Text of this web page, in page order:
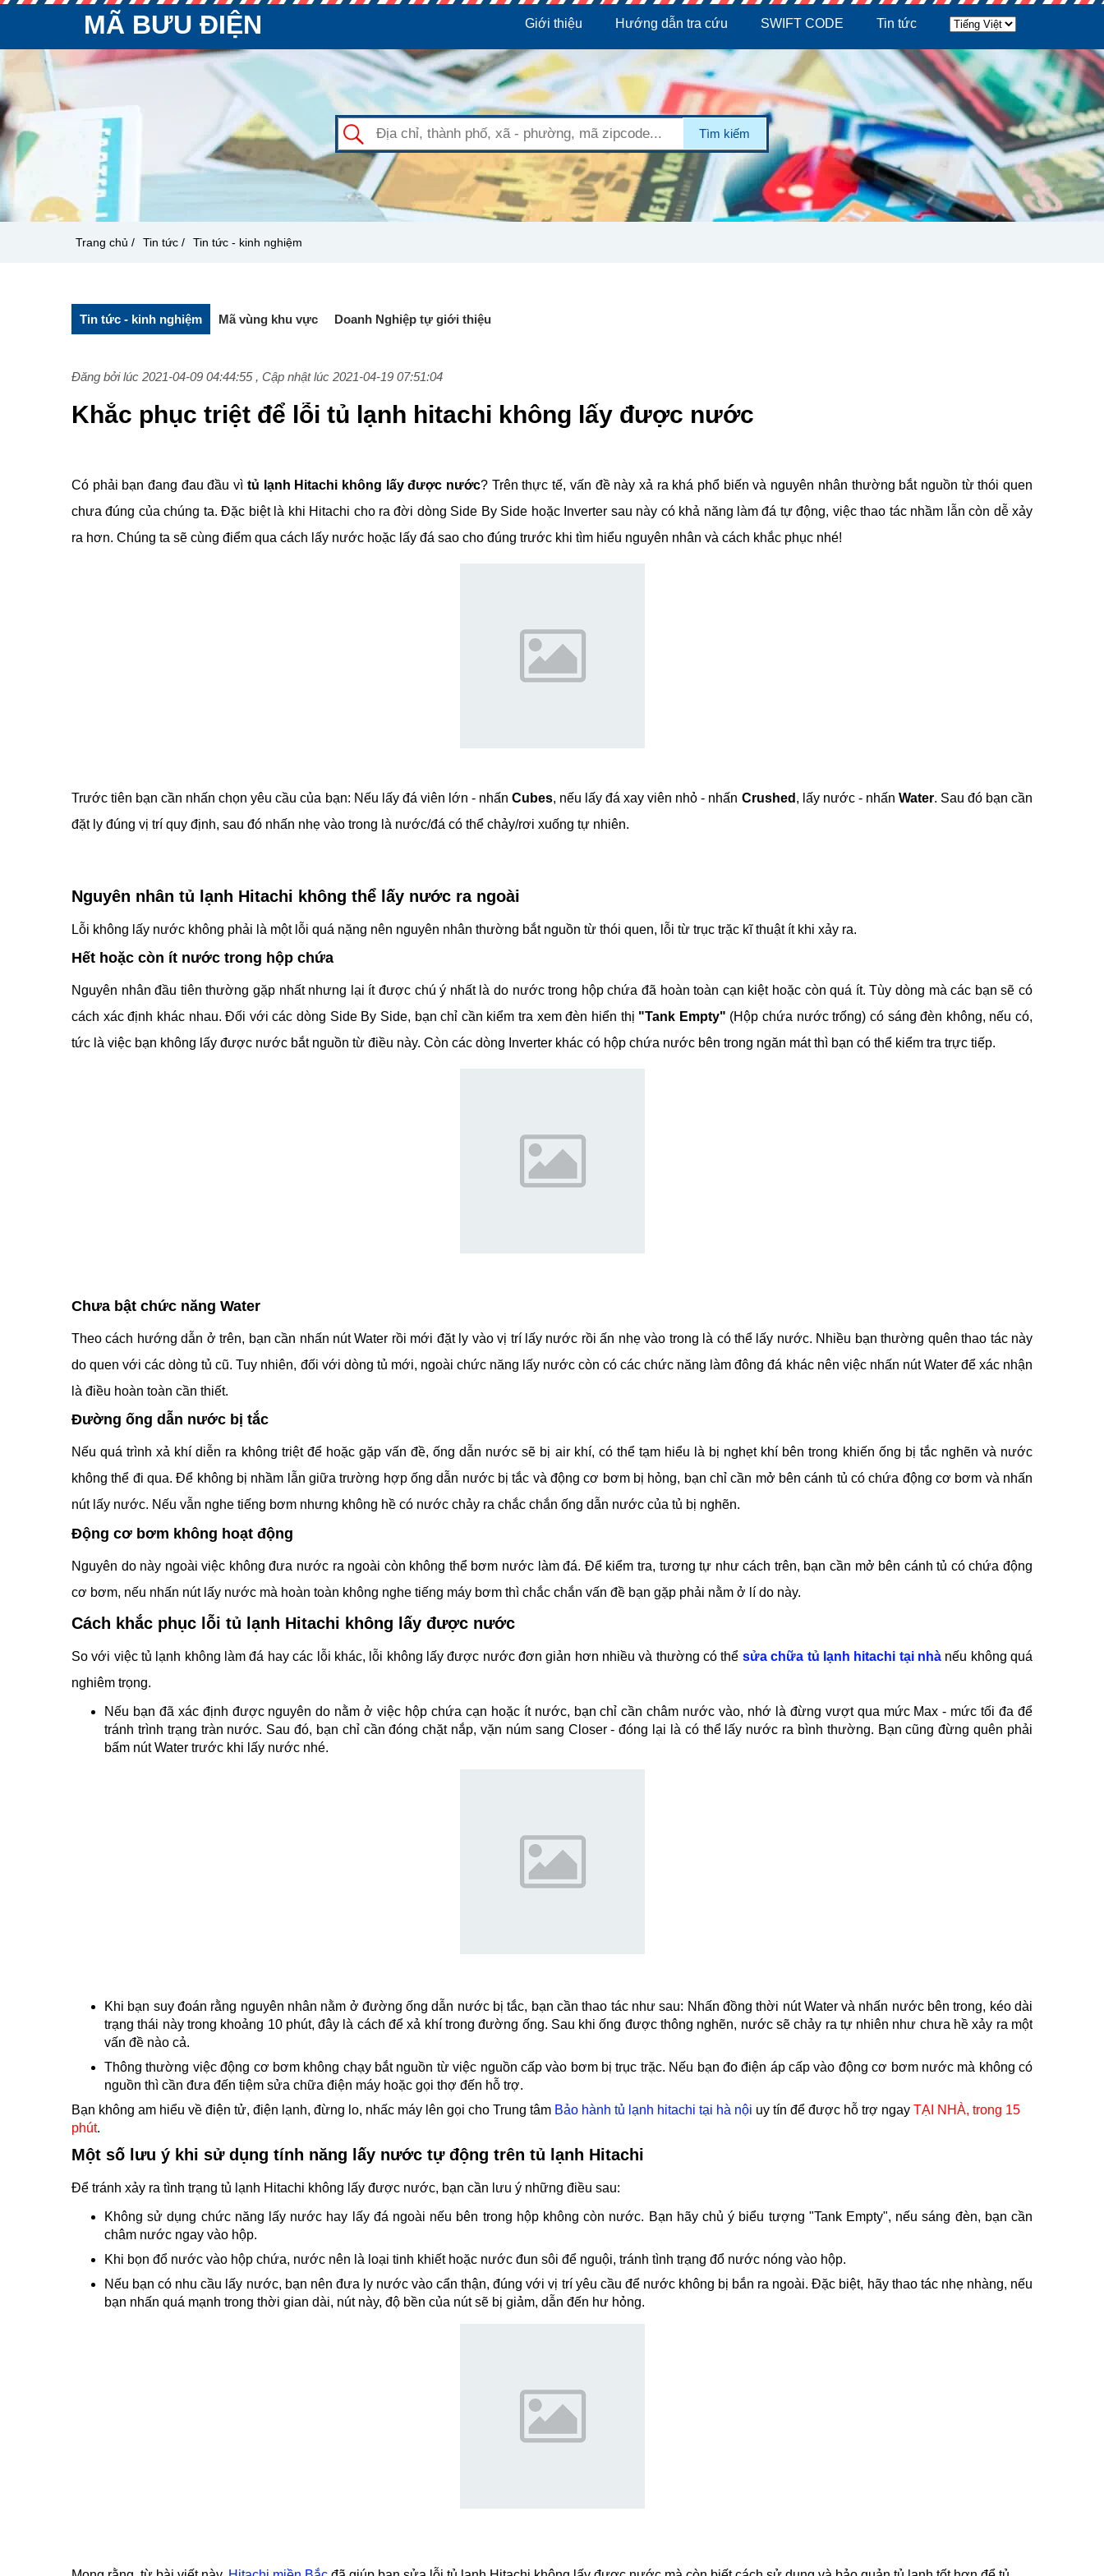
MÃ BƯU ĐIỆN Giới thiệu Hướng dẫn tra cứu SWIFT CODE Tin tức
Tìm kiếm
Trang chủ / Tin tức / Tin tức - kinh nghiệm
Tin tức - kinh nghiệm Mã vùng khu vực Doanh Nghiệp tự giới thiệu
Đăng bởilúc 2021-04-09 04:44:55 , Cập nhật lúc 2021-04-19 07:51:04
Khắc phục triệt để lỗi tủ lạnh hitachi không lấy được nước
Có phải bạn đang đau đầu vì tủ lạnh Hitachi không lấy được nước? Trên thực tế, vấn đề này xả ra khá phổ biến và nguyên nhân thường bắt nguồn từ thói quen
chưa đúng của chúng ta. Đặc biệt là khi Hitachi cho ra đời dòng Side By Side hoặc Inverter sau này có khả năng làm đá tự động, việc thao tác nhầm lẫn còn dễ xảy
ra hơn. Chúng ta sẽ cùng điểm qua cách lấy nước hoặc lấy đá sao cho đúng trước khi tìm hiểu nguyên nhân và cách khắc phục nhé!
Trước tiên bạn cần nhấn chọn yêu cầu của bạn: Nếu lấy đá viên lớn - nhấn Cubes, nếu lấy đá xay viên nhỏ - nhấn Crushed , lấy nước - nhấn Water. Sau đó bạn cần
đặt ly đúng vị trí quy định, sau đó nhấn nhẹ vào trong là nước/đá có thể chảy/rơi xuống tự nhiên.
Nguyên nhân tủ lạnh Hitachi không thể lấy nước ra ngoài
Lỗi không lấy nước không phải là một lỗi quá nặng nên nguyên nhân thường bắt nguồn từ thói quen, lỗi từ trục trặc kĩ thuật ít khi xảy ra.
Hết hoặc còn ít nước trong hộp chứa
Nguyên nhân đầu tiên thường gặp nhất nhưng lại ít được chú ý nhất là do nước trong hộp chứa đã hoàn toàn cạn kiệt hoặc còn quá ít. Tùy dòng mà các bạn sẽ có
cách xác định khác nhau. Đối với các dòng Side By Side, bạn chỉ cần kiểm tra xem đèn hiển thị "Tank Empty" (Hộp chứa nước trống) có sáng đèn không, nếu có,
tức là việc bạn không lấy được nước bắt nguồn từ điều này. Còn các dòng Inverter khác có hộp chứa nước bên trong ngăn mát thì bạn có thể kiểm tra trực tiếp.
Chưa bật chức năng Water
Theo cách hướng dẫn ở trên, bạn cần nhấn nút Water rồi mới đặt ly vào vị trí lấy nước rồi ấn nhẹ vào trong là có thể lấy nước. Nhiều bạn thường quên thao tác này
do quen với các dòng tủ cũ. Tuy nhiên, đối với dòng tủ mới, ngoài chức năng lấy nước còn có các chức năng làm đông đá khác nên việc nhấn nút Water để xác nhận
là điều hoàn toàn cần thiết.
Đường ống dẫn nước bị tắc
Nếu quá trình xả khí diễn ra không triệt để hoặc gặp vấn đề, ống dẫn nước sẽ bị air khí, có thể tạm hiểu là bị nghẹt khí bên trong khiến ống bị tắc nghẽn và nước
không thể đi qua. Để không bị nhầm lẫn giữa trường hợp ống dẫn nước bị tắc và động cơ bơm bị hỏng, bạn chỉ cần mở bên cánh tủ có chứa động cơ bơm và nhấn
nút lấy nước. Nếu vẫn nghe tiếng bơm nhưng không hề có nước chảy ra chắc chắn ống dẫn nước của tủ bị nghẽn.
Động cơ bơm không hoạt động
Nguyên do này ngoài việc không đưa nước ra ngoài còn không thể bơm nước làm đá. Để kiểm tra, tương tự như cách trên, bạn cần mở bên cánh tủ có chứa động
cơ bơm, nếu nhấn nút lấy nước mà hoàn toàn không nghe tiếng máy bơm thì chắc chắn vấn đề bạn gặp phải nằm ở lí do này.
Cách khắc phục lỗi tủ lạnh Hitachi không lấy được nước
So với việc tủ lạnh không làm đá hay các lỗi khác, lỗi không lấy được nước đơn giản hơn nhiều và thường có thể sửa chữa tủ lạnh hitachi tại nhànếu không quá
nghiêm trọng.
Nếu bạn đã xác định được nguyên do nằm ở việc hộp chứa cạn hoặc ít nước, bạn chỉ cần châm nước vào, nhớ là đừng vượt qua mức Max - mức tối đa để
tránh trình trạng tràn nước. Sau đó, bạn chỉ cần đóng chặt nắp, vặn núm sang Closer - đóng lại là có thể lấy nước ra bình thường. Bạn cũng đừng quên phải
bấm nút Water trước khi lấy nước nhé.
Khi bạn suy đoán rằng nguyên nhân nằm ở đường ống dẫn nước bị tắc, bạn cần thao tác như sau: Nhấn đồng thời nút Water và nhấn nước bên trong, kéo dài
trạng thái này trong khoảng 10 phút, đây là cách để xả khí trong đường ống. Sau khi ống được thông nghẽn, nước sẽ chảy ra tự nhiên như chưa hề xảy ra một
vấn đề nào cả.
Thông thường việc động cơ bơm không chạy bắt nguồn từ việc nguồn cấp vào bơm bị trục trặc. Nếu bạn đo điện áp cấp vào động cơ bơm nước mà không có
nguồn thì cần đưa đến tiệm sửa chữa điện máy hoặc gọi thợ đến hỗ trợ.
Bạn không am hiểu về điện tử, điện lạnh, đừng lo, nhấc máy lên gọi cho Trung tâm Bảo hành tủ lạnh hitachi tại hà nội uy tín để được hỗ trợ ngay TẠI NHÀ, trong 15
phút.
Một số lưu ý khi sử dụng tính năng lấy nước tự động trên tủ lạnh Hitachi
Để tránh xảy ra tình trạng tủ lạnh Hitachi không lấy được nước, bạn cần lưu ý những điều sau:
Không sử dụng chức năng lấy nước hay lấy đá ngoài nếu bên trong hộp không còn nước. Bạn hãy chủ ý biểu tượng "Tank Empty", nếu sáng đèn, bạn cần
châm nước ngay vào hộp.
Khi bọn đổ nước vào hộp chứa, nước nên là loại tinh khiết hoặc nước đun sôi để nguội, tránh tình trạng đổ nước nóng vào hộp.
Nếu bạn có nhu cầu lấy nước, bạn nên đưa ly nước vào cẩn thận, đúng với vị trí yêu cầu để nước không bị bắn ra ngoài. Đặc biệt, hãy thao tác nhẹ nhàng, nếu
bạn nhấn quá mạnh trong thời gian dài, nút này, độ bền của nút sẽ bị giảm, dẫn đến hư hỏng.